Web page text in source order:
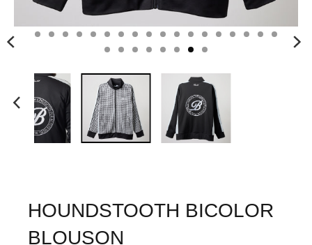
HOUNDSTOOTH BICOLOR
BLOUSON